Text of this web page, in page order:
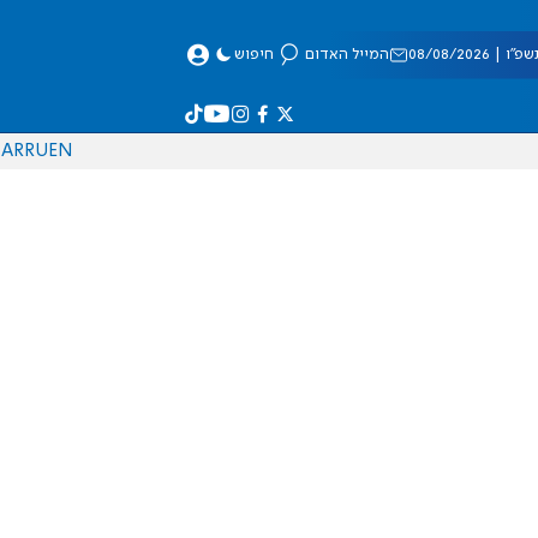
08/2026 המייל האדום חיפוש
EN
RU
AR